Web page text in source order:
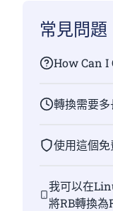
常見問題
How Can I
轉換需要多
使用這個免
我可以在
將RB轉換為